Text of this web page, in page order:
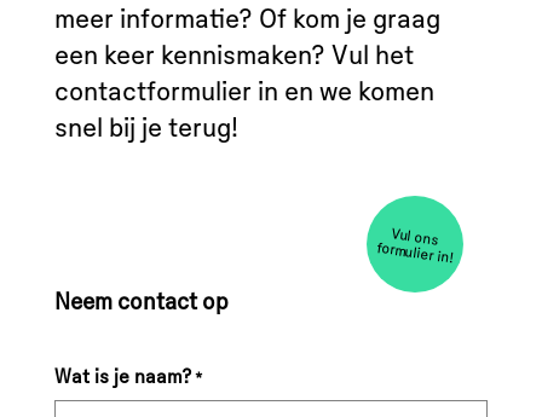
meer informatie? Of kom je graag
een keer kennismaken? Vul het
contactformulier in en we komen
snel bij je terug!
Vul ons
formulier in!
Neem contact op
Wat is je naam? *